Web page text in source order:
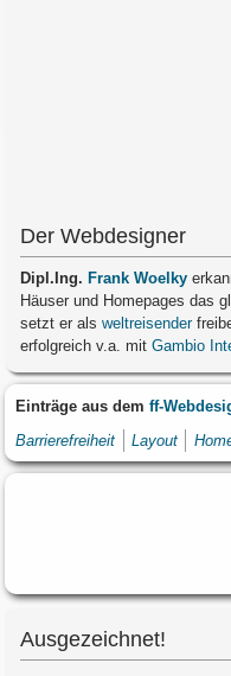
Der Webdesigner
Dipl.Ing. Frank Woelky
Häuser und Homepages das
setzt er alsweltreisender
erfolgreich v.a. mitGambio
Einträge aus demff-
Barrierefreiheit
Layout
Ausgezeichnet!